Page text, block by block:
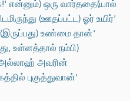
ஒரு வார்ததை(யால்
(ஊதப்பட்ட) ஓர் உயிர்'
உண்மை தான்'
உள்ளத்தால் நம்பி)
அல்லாஹ் அவரின்
புகுத்துவான்'